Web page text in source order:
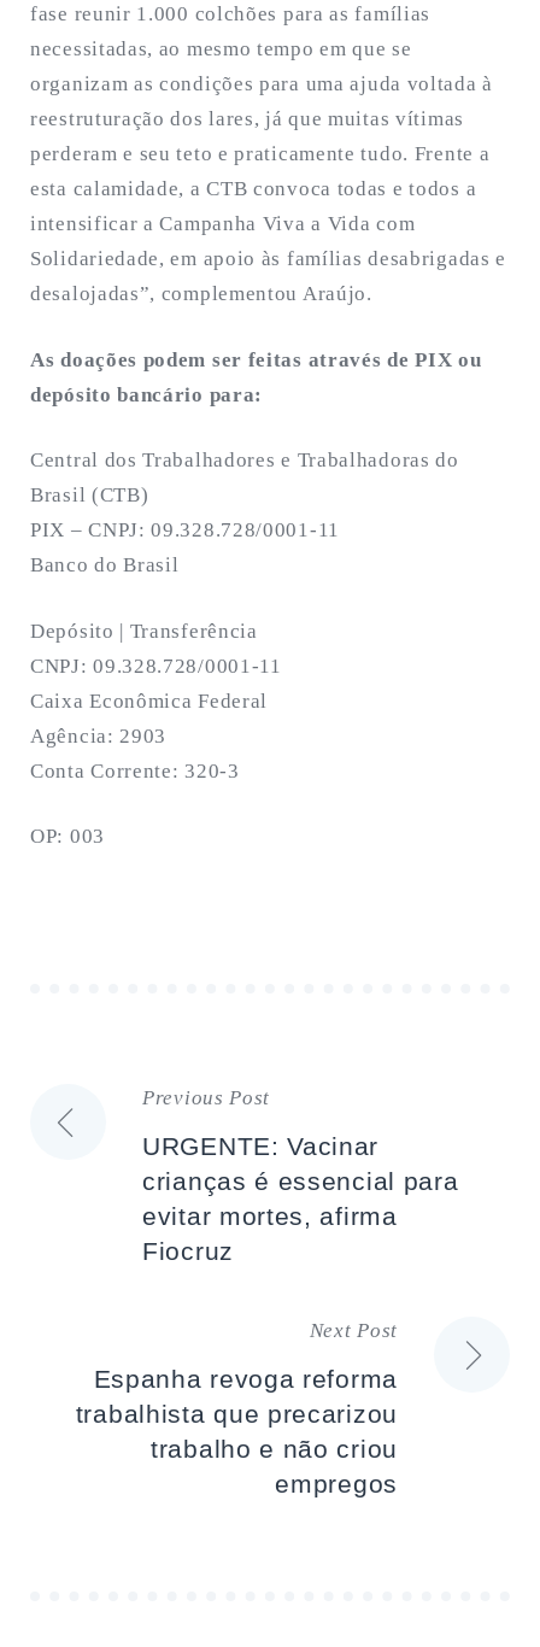
fase reunir 1.000 colchões para as famílias
necessitadas, ao mesmo tempo em que se
organizam as condições para uma ajuda voltada à
reestruturação dos lares, já que muitas vítimas
perderam e seu teto e praticamente tudo. Frente a
esta calamidade, a CTB convoca todas e todos a
intensificar a Campanha Viva a Vida com
Solidariedade, em apoio às famílias desabrigadas e
desalojadas”, complementou Araújo.
As doações podem ser feitas através de PIX ou
depósito bancário para:
Central dos Trabalhadores e Trabalhadoras do
Brasil (CTB)
PIX – CNPJ: 09.328.728/0001-11
Banco do Brasil
Depósito | Transferência
CNPJ: 09.328.728/0001-11
Caixa Econômica Federal
Agência: 2903
Conta Corrente: 320-3
OP: 003
Navegação
artigos
Previous Post
URGENTE: Vacinar
crianças é essencial para
evitar mortes, afirma
Fiocruz
Next Post
Espanha revoga reforma
trabalhista que precarizou
trabalho e não criou
empregos